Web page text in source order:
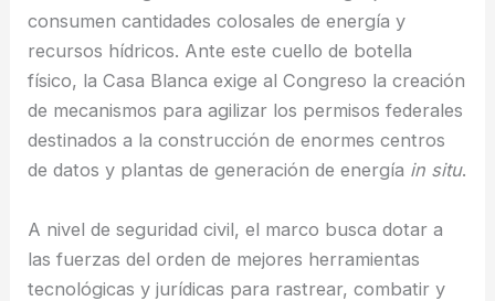
consumen cantidades colosales de energía y
recursos hídricos. Ante este cuello de botella
físico, la Casa Blanca exige al Congreso la creación
de mecanismos para agilizar los permisos federales
destinados a la construcción de enormes centros
de datos y plantas de generación de energía in situ.
A nivel de seguridad civil, el marco busca dotar a
las fuerzas del orden de mejores herramientas
tecnológicas y jurídicas para rastrear, combatir y